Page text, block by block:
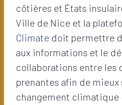
côtières et États
Ville de Nice et la
Climate doit permettre
aux informations et le
collaborations entre les
prenantes afin de mieux
changement climatique